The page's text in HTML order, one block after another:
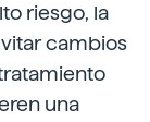
riesgo, la
cambios
una